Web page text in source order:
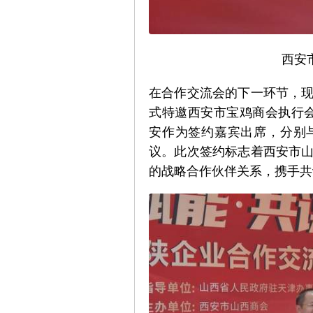
西安
在合作交流会的下一环节，
式特邀西安市宝鸡商会执行
安作为签约嘉宾出席，分别
议。此次签约标志着西安市
的战略合作伙伴关系，携手